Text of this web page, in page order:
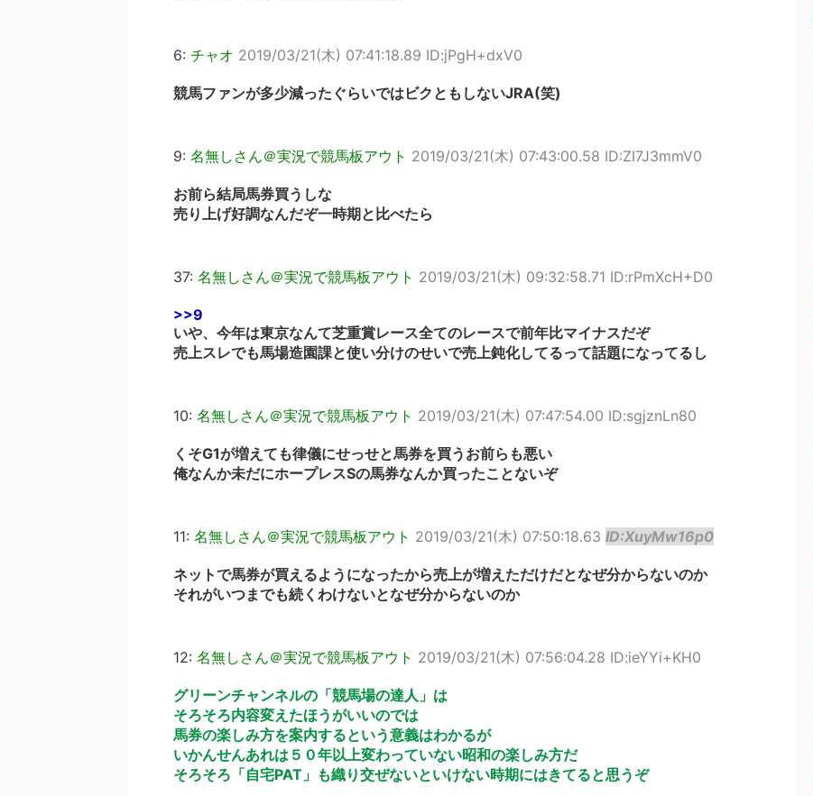
6: チャオ 2019/03/21(木) 07:41:18.89 ID:jPgH+dxV0
競馬ファンが多少減ったぐらいではビクともしないJRA(笑)
9: 名無しさん＠実況で競馬板アウト 2019/03/21(木) 07:43:00.58 ID:ZI7J3mmV0
お前ら結局馬券買うしな
売り上げ好調なんだぞ一時期と比べたら
37: 名無しさん＠実況で競馬板アウト 2019/03/21(木) 09:32:58.71 ID:rPmXcH+D0
>>9
いや、今年は東京なんて芝重賞レース全てのレースで前年比マイナスだぞ
売上スレでも馬場造園課と使い分けのせいで売上鈍化してるって話題になってるし
10: 名無しさん＠実況で競馬板アウト 2019/03/21(木) 07:47:54.00 ID:sgjznLn80
くそG1が増えても律儀にせっせと馬券を買うお前らも悪い
俺なんか未だにホープレスSの馬券なんか買ったことないぞ
11: 名無しさん＠実況で競馬板アウト 2019/03/21(木) 07:50:18.63 ID:XuyMw16p0
ネットで馬券が買えるようになったから売上が増えただけだとなぜ分からないのか
それがいつまでも続くわけないとなぜ分からないのか
12: 名無しさん＠実況で競馬板アウト 2019/03/21(木) 07:56:04.28 ID:ieYYi+KH0
グリーンチャンネルの「競馬場の達人」は
そろそろ内容変えたほうがいいのでは
馬券の楽しみ方を案内するという意義はわかるが
いかんせんあれは５０年以上変わっていない昭和の楽しみ方だ
そろそろ「自宅PAT」も織り交ぜないといけない時期にはきてると思うぞ